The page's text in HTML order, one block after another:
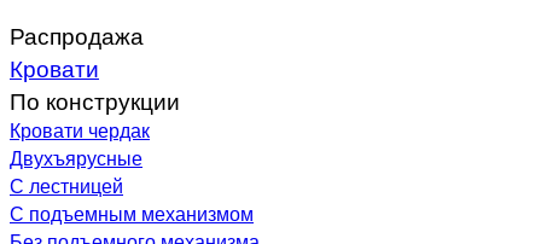
Распродажа
Кровати
По конструкции
Кровати чердак
Двухъярусные
С лестницей
С подъемным механизмом